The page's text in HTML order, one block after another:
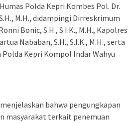
Polda Kepri Kombes Pol. Dr.
M.H., didampingi Dirreskrimum
Bonic, S.H., S.I.K., M.H., Kapolres
Nababan, S.H., S.I.K., M.H., serta
Kepri Kompol Indar Wahyu
bahwa pengungkapan
masyarakat terkait penemuan